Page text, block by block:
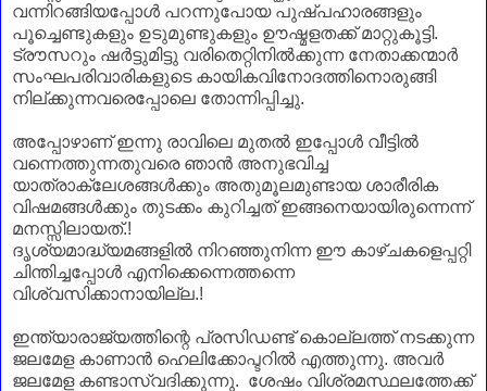
വന്നിറങ്ങിയപ്പോൾ പറന്നുപോയ പുഷ്പഹാരങ്ങളും
പൂച്ചെണ്ടുകളും ഉടുമുണ്ടുകളും ഊഷ്മളതക്ക് മാറ്റുകൂട്ടി.
ട്രൗസറും ഷർട്ടുമിട്ടു വരിതെറ്റിനിൽക്കുന്ന നേതാക്കന്മാർ
സംഘപരിവാരികളുടെ കായികവിനോദത്തിനൊരുങ്ങി
നില്ക്കുന്നവരെപ്പോലെ തോന്നിപ്പിച്ചു.
അപ്പോഴാണ്‌ ഇന്നു രാവിലെ മുതൽ ഇപ്പോൾ വീട്ടിൽ
വന്നെത്തുന്നതുവരെ ഞാൻ അനുഭവിച്ച
യാത്രാക്ലേശങ്ങൾക്കും അതുമൂലമുണ്ടായ ശാരീരിക
വിഷമങ്ങൾക്കും തുടക്കം കുറിച്ചത് ഇങ്ങനെയായിരുന്നെന്ന്
മനസ്സിലായത്.!
ദൃശ്യമാദ്ധ്യമങ്ങളിൽ നിറഞ്ഞുനിന്ന ഈ കാഴ്ചകളെപ്പറ്റി
ചിന്തിച്ചപ്പോൾ എനിക്കെന്നെത്തന്നെ
വിശ്വസിക്കാനായില്ല.!
ഇന്ത്യാരാജ്യത്തിന്റെ പ്രസിഡണ്ട് കൊല്ലത്ത് നടക്കുന്ന
ജലമേള കാണാൻ ഹെലിക്കോപ്ടറിൽ എത്തുന്നു. അവർ
ജലമേള കണ്ടാസ്വദിക്കുന്നു. ശേഷം വിശ്രമസ്ഥലത്തേക്ക്